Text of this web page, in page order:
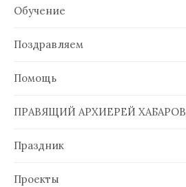
Обучение
Поздравляем
Помощь
ПРАВЯЩИЙ АРХИЕРЕЙ
Праздник
Проекты